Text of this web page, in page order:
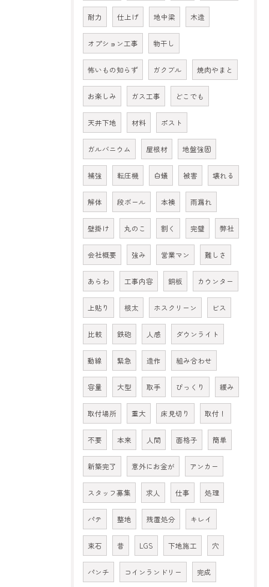
耐力 仕上げ 地中梁 木造
オプション工事 物干し
怖いもの知らず ガクブル 焼肉やまと
お楽しみ ガス工事 どこでも
天井下地 材料 ポスト
ガルバニウム 屋根材 地盤強固
補強 転圧機 白蟻 被害 壊れる
解体 段ボール 本襖 雨漏れ
壁掛け 丸のこ 割く 完璧 弊社
会社概要 強み 営業マン 難しさ
あらわ 工事内容 銅板 カウンター
上貼り 根太 ホスクリーン ビス
比較 鉄砲 人感 ダウンライト
動線 緊急 造作 組み合わせ
容量 大型 取手 びっくり 緩み
取付場所 重大 床見切り 取付！
不要 本来 人間 面格子 簡単
新築完了 意外にお金が アンカー
スタッフ募集 求人 仕事 処理
パテ 整地 残置処分 キレイ
束石 昔 LGS 下地施工 穴
パンチ コインランドリー 完成